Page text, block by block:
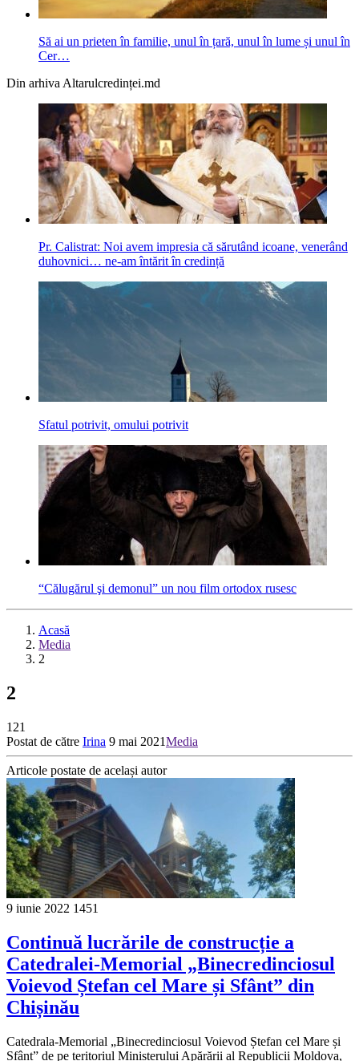
Să ai un prieten în familie, unul în țară, unul în lume și unul în
Cer…
Din arhiva Altarulcredinței.md
Pr. Calistrat: Noi avem impresia că sărutând icoane, venerând
duhovnici… ne-am întărit în credință
Sfatul potrivit, omului potrivit
“Călugărul şi demonul” un nou film ortodox rusesc
Acasă
Media
2
2
121
Postat de către Irina 9 mai 2021Media
Articole postate de același autor
9 iunie 2022 1451
Continuă lucrările de construcție a
Catedralei-Memorial „Binecredinciosul
Voievod Ștefan cel Mare și Sfânt” din
Chișinău
Catedrala-Memorial „Binecredinciosul Voievod Ștefan cel Mare și
Sfânt” de pe teritoriul Ministerului Apărării al Republicii Moldova,